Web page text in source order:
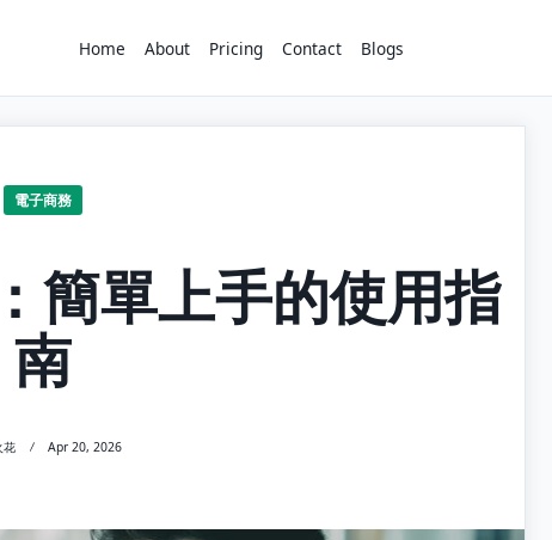
Home About Pricing Contact Blogs
電子商務
簡單上手的使用指
南
花 Apr 20, 2026